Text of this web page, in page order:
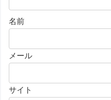
名前
メール
サイト